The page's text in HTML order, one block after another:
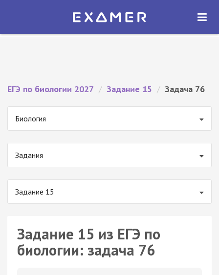
Экзамер — ЕГЭ 2027
ОТКРЫТЬ
ЕГЭ по биологии 2027 / Задание 15 / Задача 76
Биология
Задания
Задание 15
Задание 15 из ЕГЭ по
биологии: задача 76